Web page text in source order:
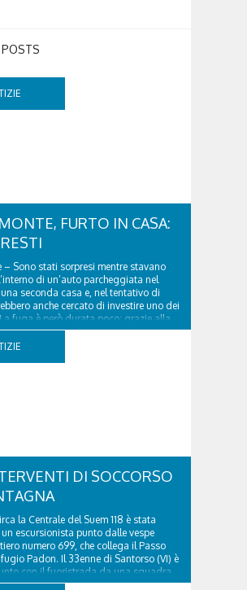
POSTS
FURTO IN CASA:
– Sono stati sorpresi mentre stavano
di un’auto parcheggiata nel
seconda casa e, nel tentativo di
anche cercato di investire uno dei
fuga è però durata poco: grazie alla
al 112 e all’intervento...
DI SOCCORSO
la Centrale del Suem 118 è stata
escursionista punto dalle vespe
numero 699, che collega il Passo
Padon. Il 33enne di Santorso (VI) è
con il fuoristrada da una squadra
alpino della Val Pettorina...